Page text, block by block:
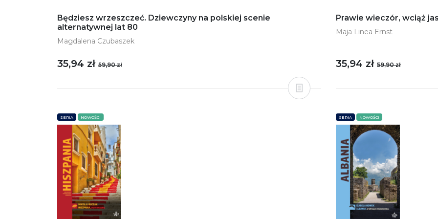
Będziesz wrzeszczeć. Dziewczyny na polskiej scenie
alternatywnej lat 80
Magdalena Czubaszek
35,94 zł 59,90 zł
Prawie wieczór, wciąż
Maja Linea Ernst
35,94 zł 59,90 zł
SERIA NOWOŚCI SERIA NOWOŚCI